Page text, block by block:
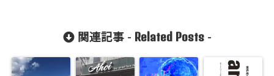
関連記事 - Related Posts-